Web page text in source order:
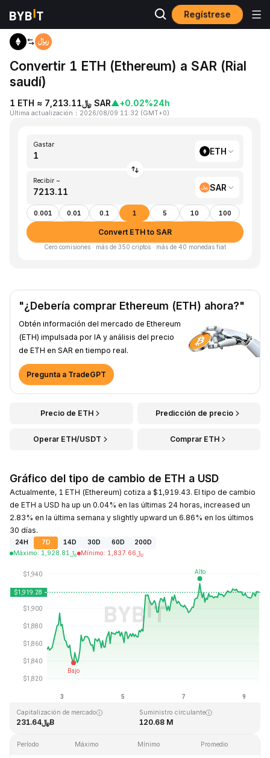
Regístrese
Inicio ETH to SAR
Convertir 1 ETH (Ethereum) a SAR (Rial
saudí)
1 ETH ≈ ﷼7,213.11 SAR▲+0.02%24h
Última actualización ： 2026/08/09 11:32 (GMT+0)
Gastar
ETH
Recibir ~
SAR
0.001 0.01 0.1 1 5 10 100
Convert ETH to SAR
Cero comisiones · más de 350 criptos · más de 40 monedas fiat
"¿Debería comprar Ethereum (ETH) ahora?"
Obtén información del mercado de Ethereum
(ETH) impulsada por IA y análisis del precio
de ETH en SAR en tiempo real.
Pregunta a TradeGPT
Precio de ETH Predicción de precio
Operar ETH/USDT Comprar ETH
Gráfico del tipo de cambio de ETH a USD
Actualmente, 1 ETH (Ethereum) cotiza a $1,919.43. El tipo de cambio
de ETH a USD ha up un 0.04% en las últimas 24 horas, increased un
2.83% en la última semana y slightly upward un 6.86% en los últimos
30 días.
24H 7D 14D 30D 60D
200D
Máximo: ﷼ 1,928.81 Mínimo: ﷼ 1,837.66
Última actualización: 2026-08-09, 11:32 GMT+0
﷼0.432979
Capitalización de mercado
﷼231.64B
Suministro circulante
120.68 M
Período Máximo Mínimo Promedio